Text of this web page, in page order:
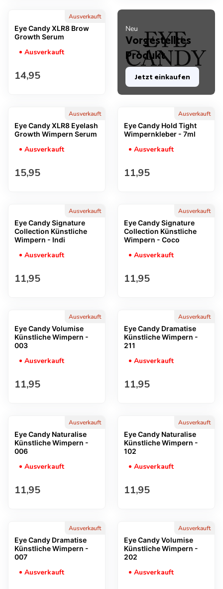
Neu
Vorgestelltes
Produkt
Jetzt einkaufen
Ausverkauft
Eye Candy XLR8 Brow
Growth Serum
Ausverkauft
Regulärer Preis
14,95
Ausverkauft
Eye Candy XLR8 Eyelash
Growth Wimpern Serum
Ausverkauft
Regulärer Preis
15,95
Ausverkauft
Eye Candy Hold Tight
Wimpernkleber - 7ml
Ausverkauft
Regulärer Preis
11,95
Ausverkauft
Eye Candy Signature
Collection Künstliche
Wimpern - Indi
Ausverkauft
Regulärer Preis
11,95
Ausverkauft
Eye Candy Signature
Collection Künstliche
Wimpern - Coco
Ausverkauft
Regulärer Preis
11,95
Ausverkauft
Eye Candy Volumise
Künstliche Wimpern -
003
Ausverkauft
Regulärer Preis
11,95
Ausverkauft
Eye Candy Dramatise
Künstliche Wimpern -
211
Ausverkauft
Regulärer Preis
11,95
Ausverkauft
Eye Candy Naturalise
Künstliche Wimpern -
006
Ausverkauft
Regulärer Preis
11,95
Ausverkauft
Eye Candy Naturalise
Künstliche Wimpern -
102
Ausverkauft
Regulärer Preis
11,95
Ausverkauft
Eye Candy Dramatise
Künstliche Wimpern -
007
Ausverkauft
Ausverkauft
Eye Candy Volumise
Künstliche Wimpern -
202
Ausverkauft